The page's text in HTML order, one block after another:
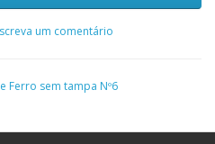
um comentário
Ferro sem tampa Nº6